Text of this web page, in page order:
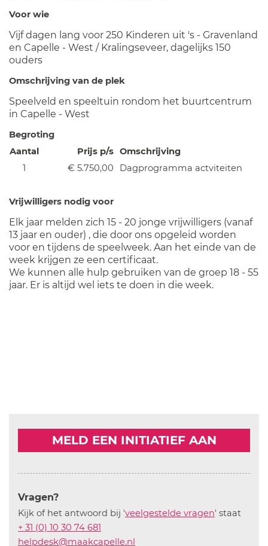
Voor wie
Vijf dagen lang voor 250 Kinderen uit 's - Gravenland
en Capelle - West / Kralingseveer, dagelijks 150
ouders
Omschrijving van de plek
Speelveld en speeltuin rondom het buurtcentrum
in Capelle - West
Begroting
Aantal
Prijs p/s Omschrijving
1
€ 5.750,00 Dagprogramma actviteiten
Vrijwilligers nodig voor
Elk jaar melden zich 15 - 20 jonge vrijwilligers (vanaf
13 jaar en ouder) , die door ons opgeleid worden
voor en tijdens de speelweek. Aan het einde van de
week krijgen ze een certificaat.
We kunnen alle hulp gebruiken van de groep 18 - 55
jaar. Er is altijd wel iets te doen in die week.
MELD EEN INITIATIEF AAN
Vragen?
Kijk of het antwoord bij 'veelgestelde vragen' staat
+ 31 (0) 10 30 74 681
helpdesk@maakcapelle.nl